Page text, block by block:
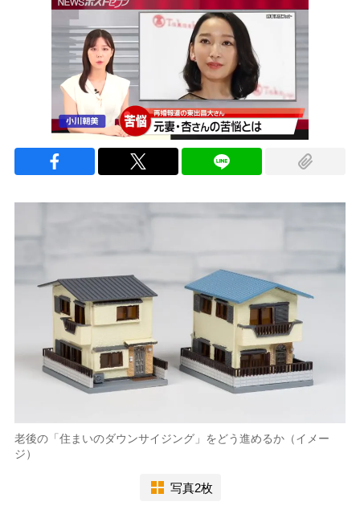
老後の「住まいのダウンサイジング」をどう進めるか（イメー
ジ）
写真2枚